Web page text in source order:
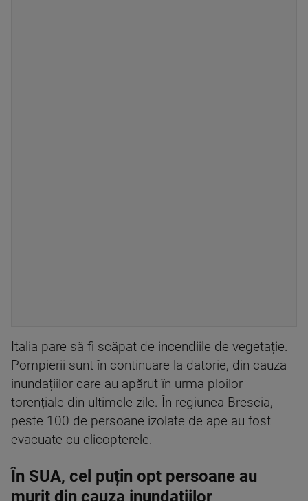
Italia pare să fi scăpat de incendiile de vegetație.
Pompierii sunt în continuare la datorie, din cauza
inundațiilor care au apărut în urma ploilor
torențiale din ultimele zile. În regiunea Brescia,
peste 100 de persoane izolate de ape au fost
evacuate cu elicopterele.
În SUA, cel puțin opt persoane au
murit din cauza inundațiilor